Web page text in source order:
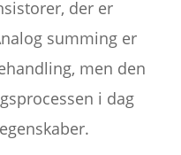
der er
summing er
men den
i dag